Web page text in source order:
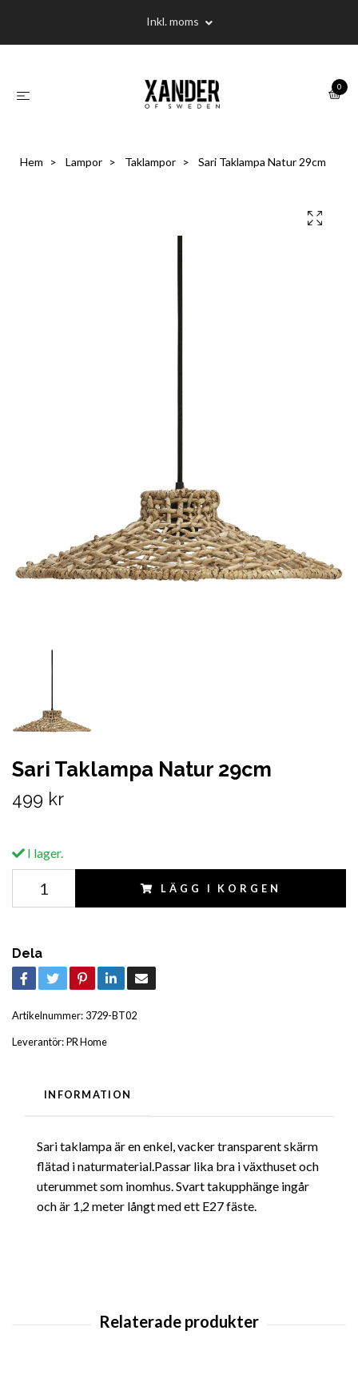
Inkl. moms
0
Hem Lampor Taklampor Sari Taklampa Natur 29cm
Sari Taklampa Natur 29cm
499 kr
I lager.
LÄGG I KORGEN
Dela
Artikelnummer: 3729-BT02
Leverantör:PR Home
INFORMATION
Sari taklampa är en enkel, vacker transparent skärm
flätad i naturmaterial.Passar lika bra i växthuset och
uterummet som inomhus. Svart takupphänge ingår
och är 1,2 meter långt med ett E27 fäste.